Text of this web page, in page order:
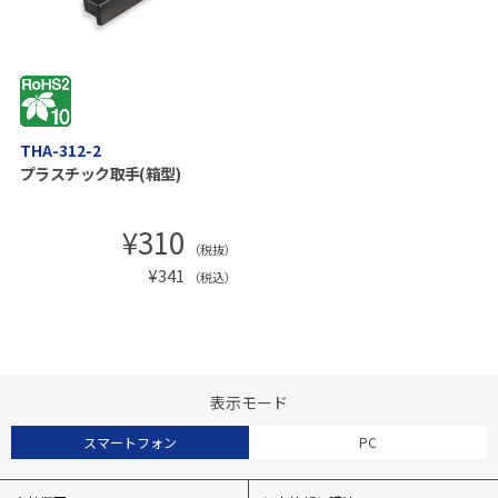
THA-312-2
プラスチック取手(箱型)
¥310 （税抜）
¥341 （税込）
表示モード
スマートフォン PC